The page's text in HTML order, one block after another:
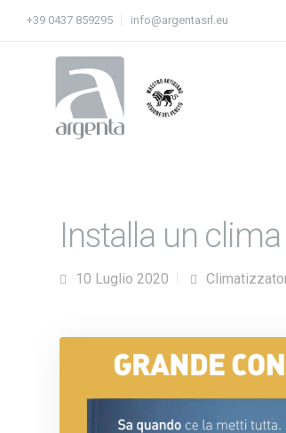
+39 0437 859295 info@argentasrl.eu
Installa un
10 Luglio 2020